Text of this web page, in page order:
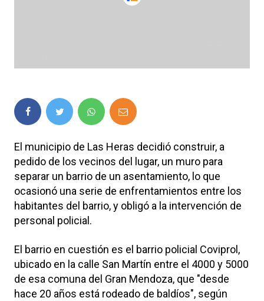
El municipio de Las Heras decidió construir, a
pedido de los vecinos del lugar, un muro para
separar un barrio de un asentamiento, lo que
ocasionó una serie de enfrentamientos entre los
habitantes del barrio, y obligó a la intervención de
personal policial.
El barrio en cuestión es el barrio policial Coviprol,
ubicado en la calle San Martín entre el 4000 y 5000
de esa comuna del Gran Mendoza, que "desde
hace 20 años está rodeado de baldíos", según